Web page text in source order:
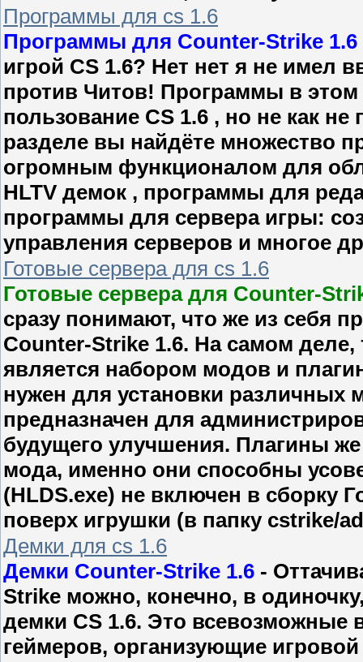
Программы для cs 1.6
Программы для Counter-Strike 1.6
игрой CS 1.6? Нет нет я не имел
против Читов! Программы в этом
пользование CS 1.6 , но не как
разделе вы найдёте множество
огромным функционалом для
HLTV демок , программы для
программы для сервера игры:
управления серверов и многое
Готовые сервера для cs 1.6
Готовые сервера для Counter-
сразу понимают, что же из себя
Counter-Strike 1.6. На самом
является набором модов и
нужен для установки различных
предназначен для
будущего улучшения. Плагины
мода, именно они способны
(HLDS.exe) не включен в сборку
поверх игрушки (в папку cstrike/
Демки для cs 1.6
Демки Counter-Strike 1.6 -
Strike можно, конечно, в
демки CS 1.6. Это
геймеров, организующие